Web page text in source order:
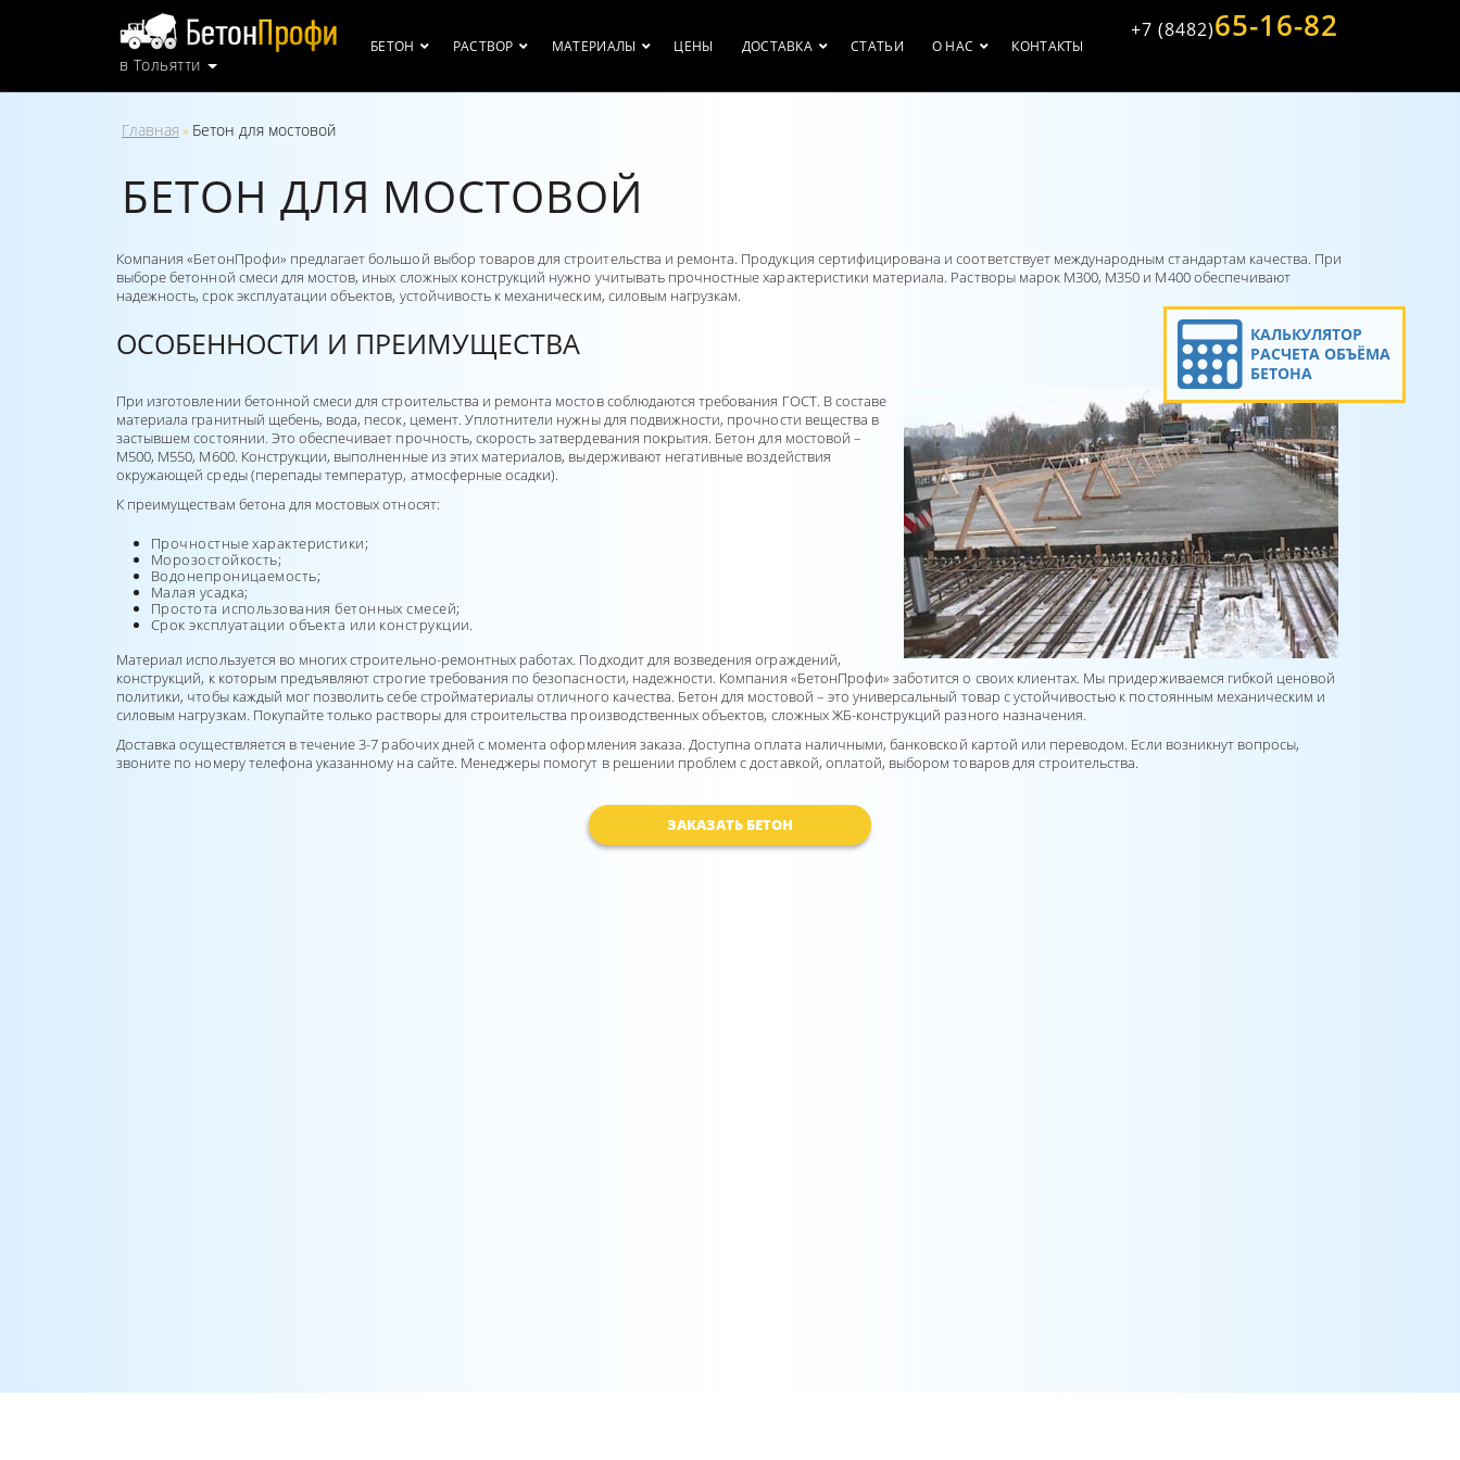
в Тольятти
БЕТОН РАСТВОР МАТЕРИАЛЫ ЦЕНЫ ДОСТАВКА СТАТЬИ О НАС КОНТАКТЫ
+7 (8482)65-16-82
Главная » Бетон для мостовой
БЕТОН ДЛЯ МОСТОВОЙ
Компания «БетонПрофи» предлагает большой выбор товаров для строительства и ремонта. Продукция сертифицирована и соответствует международным стандартам качества. При
выборе бетонной смеси для мостов, иных сложных конструкций нужно учитывать прочностные характеристики материала. Растворы марок М300, М350 и М400 обеспечивают
надежность, срок эксплуатации объектов, устойчивость к механическим, силовым нагрузкам.
ОСОБЕННОСТИ И ПРЕИМУЩЕСТВА
При изготовлении бетонной смеси для строительства и ремонта мостов соблюдаются требования ГОСТ. В составе
материала гранитный щебень, вода, песок, цемент. Уплотнители нужны для подвижности, прочности вещества в
застывшем состоянии. Это обеспечивает прочность, скорость затвердевания покрытия. Бетон для мостовой –
М500, М550, М600. Конструкции, выполненные из этих материалов, выдерживают негативные воздействия
окружающей среды (перепады температур, атмосферные осадки).
К преимуществам бетона для мостовых относят:
Прочностные характеристики;
Морозостойкость;
Водонепроницаемость;
Малая усадка;
Простота использования бетонных смесей;
Срок эксплуатации объекта или конструкции.
Материал используется во многих строительно-ремонтных работах. Подходит для возведения ограждений,
конструкций, к которым предъявляют строгие требования по безопасности, надежности. Компания «БетонПрофи» заботится о своих клиентах. Мы придерживаемся гибкой ценовой
политики, чтобы каждый мог позволить себе стройматериалы отличного качества. Бетон для мостовой – это универсальный товар с устойчивостью к постоянным механическим и
силовым нагрузкам. Покупайте только растворы для строительства производственных объектов, сложных ЖБ-конструкций разного назначения.
Доставка осуществляется в течение 3-7 рабочих дней с момента оформления заказа. Доступна оплата наличными, банковской картой или переводом. Если возникнут вопросы,
звоните по номеру телефона указанному на сайте. Менеджеры помогут в решении проблем с доставкой, оплатой, выбором товаров для строительства.
ЗАКАЗАТЬ БЕТОН
КАЛЬКУЛЯТОР
РАСЧЕТА ОБЪЁМА
БЕТОНА